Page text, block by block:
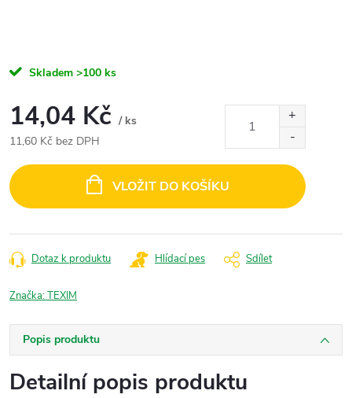
Skladem >100 ks
14,04 Kč / ks
11,60 Kč bez DPH
cena:
VLOŽIT DO KOŠÍKU
Dotaz k produktu Hlídací pes Sdílet
Značka:TEXIM
Popis produktu
Detailní popis produktu